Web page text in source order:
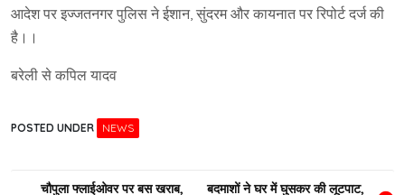
आदेश पर इज्जतनगर पुलिस ने ईशान, सुंदरम और कायनात पर रिपोर्ट दर्ज की
है।।
बरेली से कपिल यादव
POSTED UNDER NEWS
चौपुला फ्लाईओवर पर बस खराब,
बदमाशों ने घर में घुसकर की लूटपाट,